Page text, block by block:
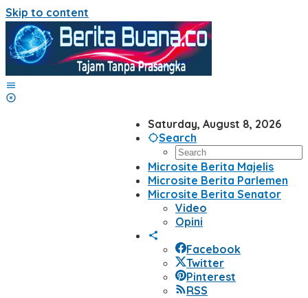
Skip to content
Saturday, August 8, 2026
Search
Microsite Berita Majelis
Microsite Berita Parlemen
Microsite Berita Senator
Video
Opini
Facebook
Twitter
Pinterest
RSS